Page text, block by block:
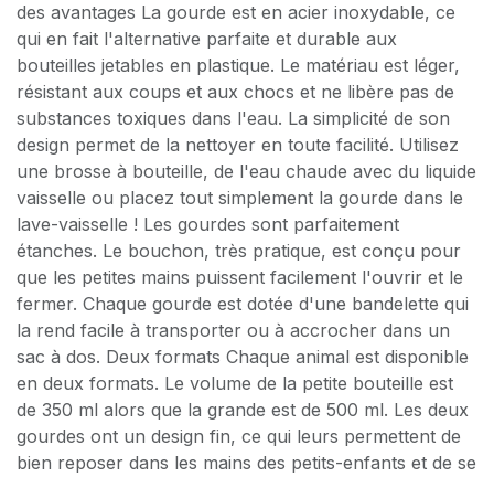
des avantages La gourde est en acier inoxydable, ce
qui en fait l'alternative parfaite et durable aux
bouteilles jetables en plastique. Le matériau est léger,
résistant aux coups et aux chocs et ne libère pas de
substances toxiques dans l'eau. La simplicité de son
design permet de la nettoyer en toute facilité. Utilisez
une brosse à bouteille, de l'eau chaude avec du liquide
vaisselle ou placez tout simplement la gourde dans le
lave-vaisselle ! Les gourdes sont parfaitement
étanches. Le bouchon, très pratique, est conçu pour
que les petites mains puissent facilement l'ouvrir et le
fermer. Chaque gourde est dotée d'une bandelette qui
la rend facile à transporter ou à accrocher dans un
sac à dos. Deux formats Chaque animal est disponible
en deux formats. Le volume de la petite bouteille est
de 350 ml alors que la grande est de 500 ml. Les deux
gourdes ont un design fin, ce qui leurs permettent de
bien reposer dans les mains des petits-enfants et de se